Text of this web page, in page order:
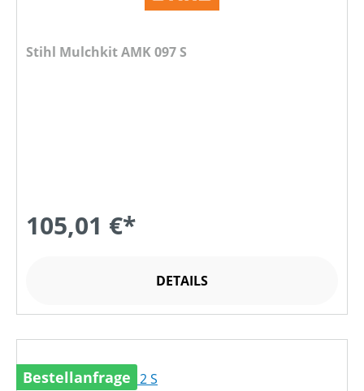
Stihl Mulchkit AMK 097 S
105,01 €*
DETAILS
Bestellanfrage